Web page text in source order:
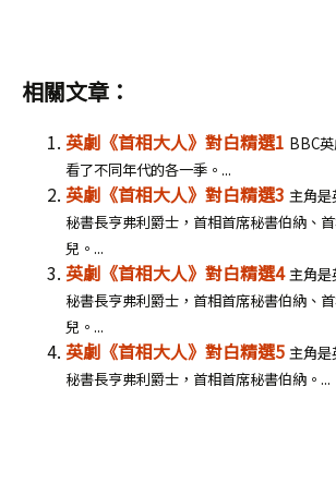
相關文章：
英劇《首相大人》對白精選1 BBC
看了不同年代的各一季。...
英劇《首相大人》對白精選3 主角是
秘書長亨弗利爵士，首相首席秘書伯納、
兒。...
英劇《首相大人》對白精選4 主角是
秘書長亨弗利爵士，首相首席秘書伯納、
兒。...
英劇《首相大人》對白精選5 主角是
秘書長亨弗利爵士，首相首席秘書伯納。...